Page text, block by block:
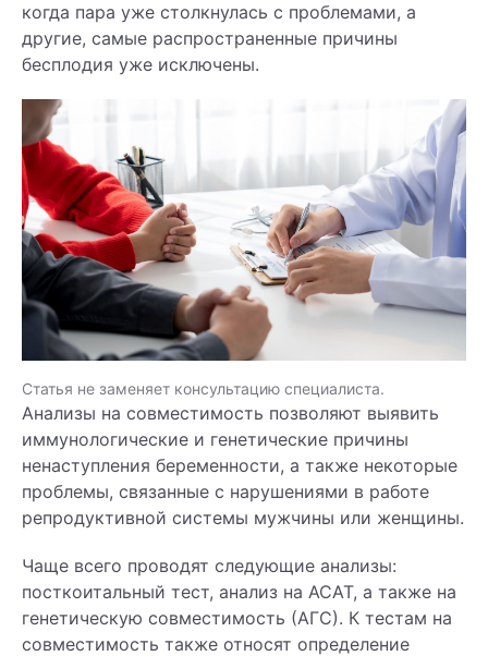
когда пара уже столкнулась с проблемами, а
другие, самые распространенные причины
бесплодия уже исключены.
Статья не заменяет консультацию специалиста.
Анализы на совместимость позволяют выявить
иммунологические и генетические причины
ненаступления беременности, а также некоторые
проблемы, связанные с нарушениями в работе
репродуктивной системы мужчины или женщины.
Чаще всего проводят следующие анализы:
посткоитальный тест, анализ на АСАТ, а также на
генетическую совместимость (АГС). К тестам на
совместимость также относят определение